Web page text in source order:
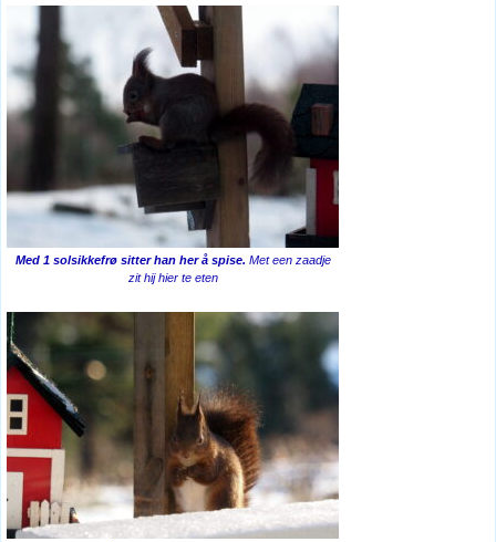
Med 1 solsikkefrø sitter han her å spise. Met een zaadje
zit hij hier te eten